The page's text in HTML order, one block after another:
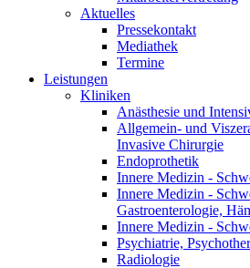
Aktuelles
Pressekontakt
Mediathek
Termine
Leistungen
Kliniken
Anästhesie und
Allgemein- und
Invasive Chirurgie
Endoprothetik
Innere Medizin -
Innere Medizin -
Gastroenterologie,
Innere Medizin -
Psychiatrie,
Radiologie